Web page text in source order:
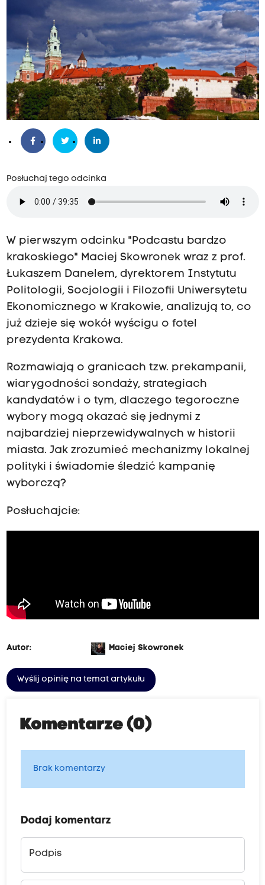
Posłuchaj tego odcinka
W pierwszym odcinku "Podcastu bardzo
krakoskiego" Maciej Skowronek wraz z prof.
Łukaszem Danelem, dyrektorem Instytutu
Politologii, Socjologii i Filozofii Uniwersytetu
Ekonomicznego w Krakowie, analizują to, co
już dzieje się wokół wyścigu o fotel
prezydenta Krakowa.
Rozmawiają o granicach tzw. prekampanii,
wiarygodności sondaży, strategiach
kandydatów i o tym, dlaczego tegoroczne
wybory mogą okazać się jednymi z
najbardziej nieprzewidywalnych w historii
miasta. Jak zrozumieć mechanizmy lokalnej
polityki i świadomie śledzić kampanię
wyborczą?
Posłuchajcie:
Autor: Maciej Skowronek
Wyślij opinię na temat artykułu
Komentarze (0)
Brak komentarzy
Dodaj komentarz
Podpis